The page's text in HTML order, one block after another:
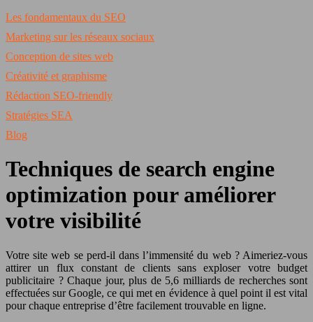
Les fondamentaux du SEO
Marketing sur les réseaux sociaux
Conception de sites web
Créativité et graphisme
Rédaction SEO-friendly
Stratégies SEA
Blog
Techniques de search engine
optimization pour améliorer
votre visibilité
Votre site web se perd-il dans l’immensité du web ? Aimeriez-vous
attirer un flux constant de clients sans exploser votre budget
publicitaire ? Chaque jour, plus de 5,6 milliards de recherches sont
effectuées sur Google, ce qui met en évidence à quel point il est vital
pour chaque entreprise d’être facilement trouvable en ligne.